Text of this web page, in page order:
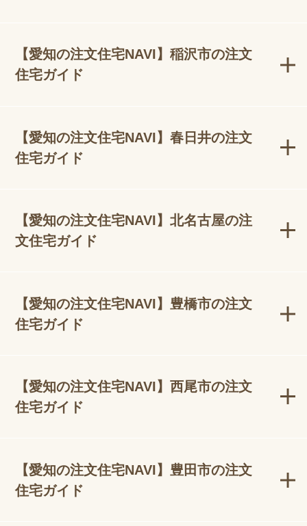
【愛知の注文住宅NAVI】稲沢市の注文
住宅ガイド
【愛知の注文住宅NAVI】春日井の注文
住宅ガイド
【愛知の注文住宅NAVI】北名古屋の注
文住宅ガイド
【愛知の注文住宅NAVI】豊橋市の注文
住宅ガイド
【愛知の注文住宅NAVI】西尾市の注文
住宅ガイド
【愛知の注文住宅NAVI】豊田市の注文
住宅ガイド